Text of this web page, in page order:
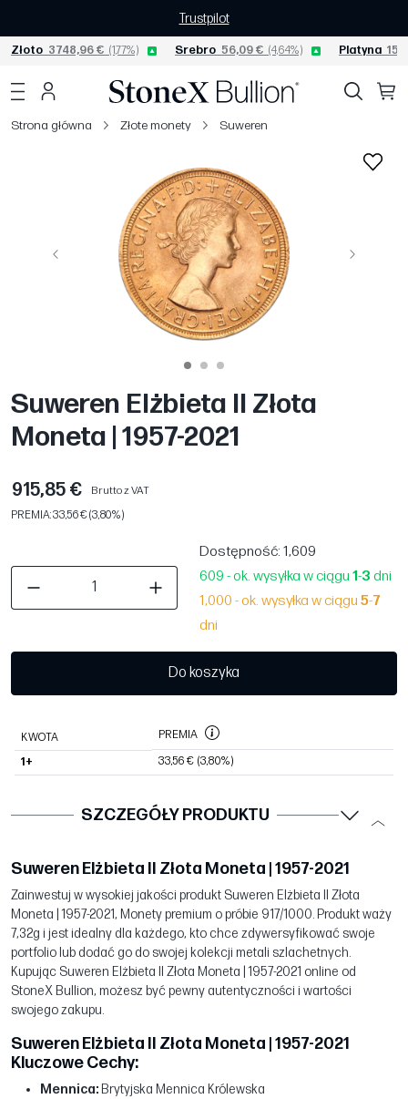
Trustpilot
Złoto 3748,96 € (1,77%) Srebro 56,09 € (4,64%) Platyna
Strona główna Złote monety Suweren
Poprzedni Następny
Suweren Elżbieta II Złota
Moneta | 1957-2021
915,85 €
Brutto z VAT
PREMIA: 33,56 € (3,80%)
Dostępność: 1,609
609 - ok. wysyłka w ciągu1-3 dni
1,000 - ok. wysyłka w ciągu5-7
dni
Do koszyka
KWOTA PREMIA
1+ 33,56 € (3,80%)
SZCZEGÓŁY PRODUKTU
Suweren Elżbieta II Złota Moneta | 1957-2021
Zainwestuj w wysokiej jakości produkt Suweren Elżbieta II Złota
Moneta | 1957-2021, Monety premium o próbie 917/1000. Produkt waży
7,32g i jest idealny dla każdego, kto chce zdywersyfikować swoje
portfolio lub dodać go do swojej kolekcji metali szlachetnych.
Kupując Suweren Elżbieta II Złota Moneta | 1957-2021 online od
StoneX Bullion, możesz być pewny autentyczności i wartości
swojego zakupu.
Suweren Elżbieta II Złota Moneta | 1957-2021
Kluczowe Cechy:
Mennica: Brytyjska Mennica Królewska